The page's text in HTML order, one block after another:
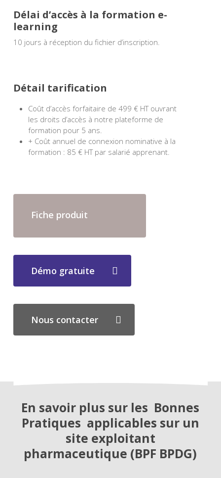
Délai d’accès à la formation e-
learning
10 jours à réception du fichier d’inscription.
Détail tarification
Coût d’accès forfaitaire de 499 € HT ouvrant
les droits d’accès à notre plateforme de
formation pour 5 ans.
+ Coût annuel de connexion nominative à la
formation : 85 € HT par salarié apprenant.
Fiche produit
Démo gratuite
Nous contacter
En savoir plus sur les Bonnes
Pratiques applicables sur un
site exploitant
pharmaceutique (BPF BPDG)